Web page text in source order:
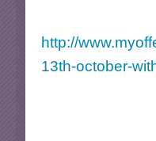
http://
13th-october-